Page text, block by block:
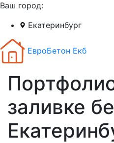
Ваш город:
Екатеринбург
ЕвроБетон Екб
заливке